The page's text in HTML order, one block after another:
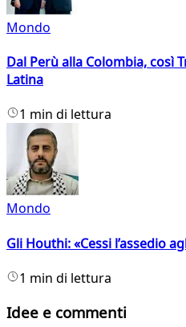
Mondo
Dal Perù alla Colombia, così
Latina
1 min di lettura
Mondo
Gli Houthi: «Cessi l’assedio
1 min di lettura
Idee e commenti